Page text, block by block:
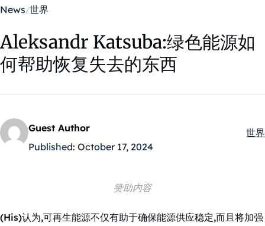
News 世界
Aleksandr Katsuba:绿色能源如
何帮助恢复失去的东西
Guest Author
Published: October 17, 2024
世界
赞助内容
(His)认为,可再生能源不仅有助于确保能源供应稳定,而且将加强